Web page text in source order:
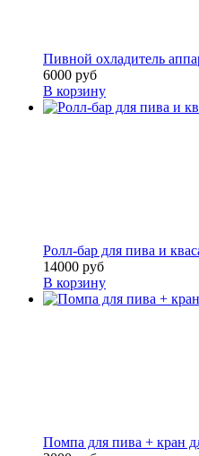
Пивной охладитель
6000 руб
В корзину
Ролл-бар для пива и
14000 руб
В корзину
Помпа для пива + кран